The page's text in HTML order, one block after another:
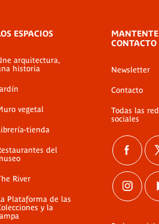
ESPACIOS
arquitectura,
historia
vegetal
tienda
del
River
Plataforma de las
y la
CONTACTO
Newsletter
Contacto
Todas las
sociales